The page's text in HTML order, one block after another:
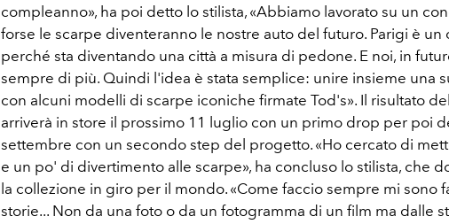
compleanno», ha poi detto lo stilista, «Abbiamo lavorato su un
forse le scarpe diventeranno le nostre auto del futuro. Parigi è un
perché sta diventando una città a misura di pedone. E noi, in
sempre di più. Quindi l'idea è stata semplice: unire insieme una
con alcuni modelli di scarpe iconiche firmate Tod's». Il risultato
arriverà in store il prossimo 11 luglio con un primo drop per poi
settembre con un secondo step del progetto. «Ho cercato di
e un po' di divertimento alle scarpe», ha concluso lo stilista, che
la collezione in giro per il mondo. «Come faccio sempre mi sono
storie... Non da una foto o da un fotogramma di un film ma dalle